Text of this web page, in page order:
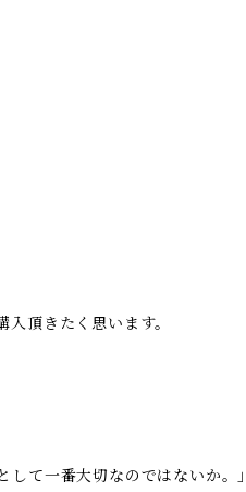
頂きたく思います。
て一番大切なのではないか。」